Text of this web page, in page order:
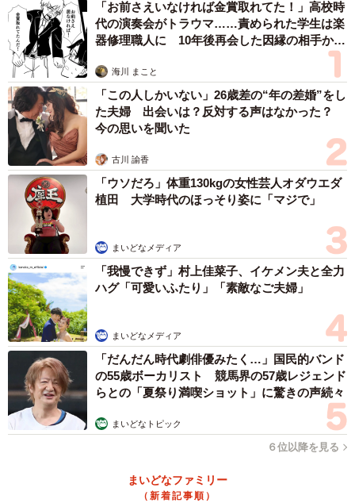
「お前さえいなければ金賞取れてた！」高校時
代の演奏会がトラウマ……責められた学生は楽
器修理職人に 10年後再会した因縁の相手から
海川 まこと
「この人しかいない」26歳差の“年の差婚”をし
た夫婦 出会いは？反対する声はなかった？
今の思いを聞いた
古川 諭香
「ウソだろ」体重130kgの女性芸人オダウエダ
植田 大学時代のほっそり姿に「マジで」
まいどなメディア
「我慢できず」村上佳菜子、イケメン夫と全力
ハグ「可愛いふたり」「素敵なご夫婦」
まいどなメディア
「だんだん時代劇俳優みたく…」国民的バンド
の55歳ボーカリスト 競馬界の57歳レジェンド
らとの「夏祭り満喫ショット」に驚きの声続々
まいどなトピック
６位以降を見る
まいどなファミリー
（新着記事順）